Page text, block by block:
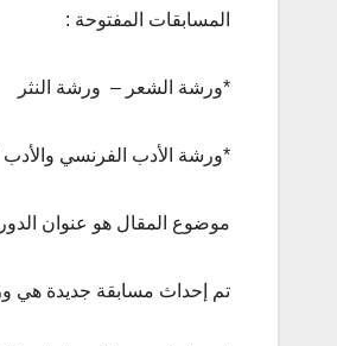
المسابقات المفتوحة :
*ورشة الشعر – ورشة النثر
*ورشة الأدب الفرنسي والأدب
موضوع المقال هو عنوان
تم إحداث مسابقة جديدة هي